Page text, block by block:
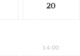
20
14:00